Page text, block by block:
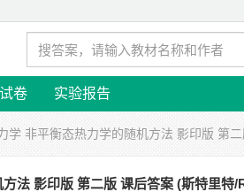
卷 实验报告
学 非平衡态热力学的随机方法 影印版 第
法 影印版 第二版 课后答案 (斯特里特/